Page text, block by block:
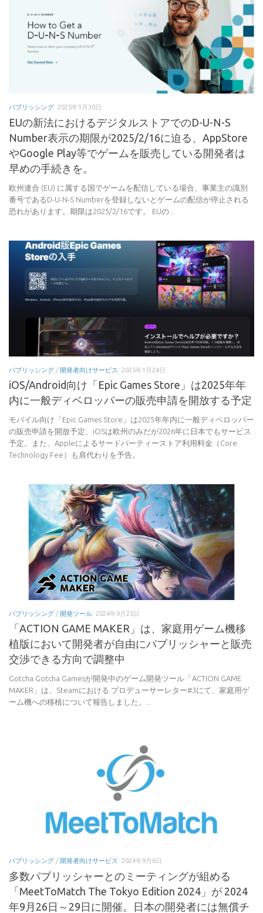
パブリッシング 2025年1月30日
EUの新法におけるデジタルストアでのD-U-N-S
Number表示の期限が2025/2/16に迫る、AppStore
やGoogle Play等でゲームを販売している開発者は
早めの手続きを。
欧州連合 (EU) に属する国でゲームを配信している場合、事業主の識別
番号であるD-U-N-S Numberを登録しないとゲームの配信が停止される
恐れがあります。期限は2025/2/16です。 EUの...
パブリッシング /開発者向けサービス 2025年1月24日
iOS/Android向け「Epic Games Store」は2025年年
内に一般ディベロッパーの販売申請を開放する予定
モバイル向け「Epic Games Store」は2025年年内に一般ディベロッパー
の販売申請を開放予定、iOSは欧州のみだが2026年に日本でもサービス
予定。また、Appleによるサードパーティーストア利用料金（Core
Technology Fee）も肩代わりを予告。
パブリッシング /開発ツール 2024年9月25日
「ACTION GAME MAKER」は、家庭用ゲーム機移
植版において開発者が自由にパブリッシャーと販売
交渉できる方向で調整中
Gotcha Gotcha Gamesが開発中のゲーム開発ツール「ACTION GAME
MAKER」は、Steamにおける プロデューサーレター#3にて、家庭用ゲ
ーム機への移植について報告しました。...
パブリッシング /開発者向けサービス 2024年9月6日
多数パブリッシャーとのミーティングが組める
「MeetToMatch The Tokyo Edition 2024」が 2024
年9月26日～29日に開催。日本の開発者には無償チ